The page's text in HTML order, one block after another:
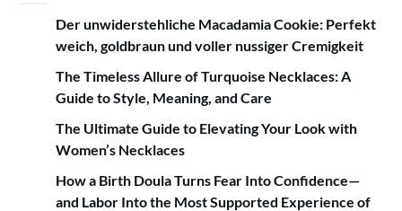
Der unwiderstehliche Macadamia Cookie: Perfekt
weich, goldbraun und voller nussiger Cremigkeit
The Timeless Allure of Turquoise Necklaces: A
Guide to Style, Meaning, and Care
The Ultimate Guide to Elevating Your Look with
Women’s Necklaces
How a Birth Doula Turns Fear Into Confidence—
and Labor Into the Most Supported Experience of